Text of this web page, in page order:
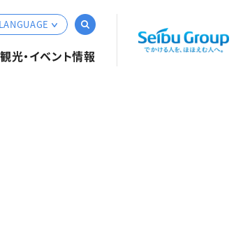
観光・イベント情報
LANGUAGE
English